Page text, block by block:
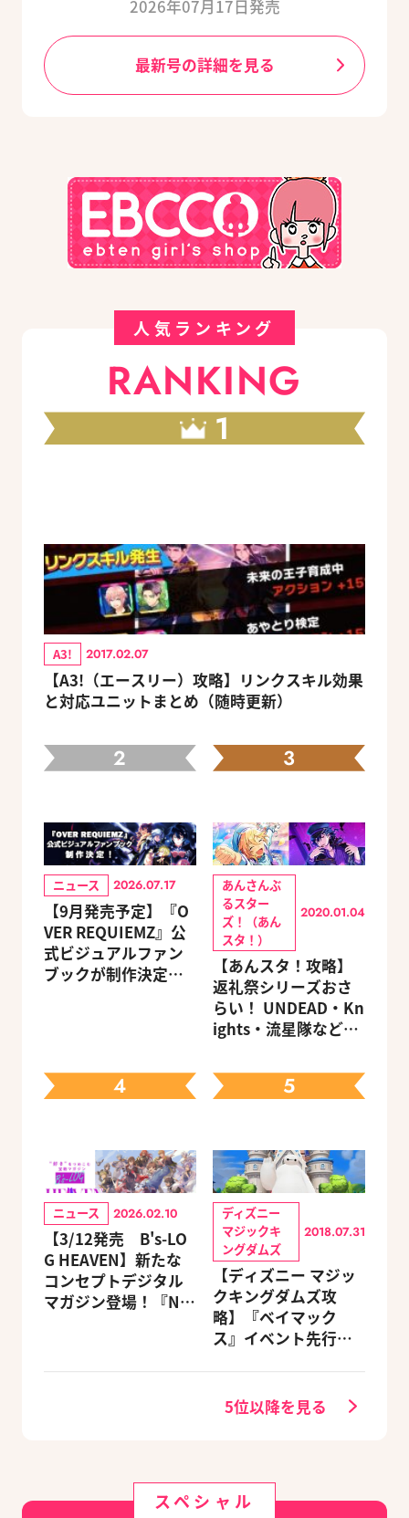
2026年07月17日発売
最新号の詳細を見る
人気ランキング
RANKING
1
A3! 2017.02.07
【A3!（エースリー）攻略】リンクスキル効果
と対応ユニットまとめ（随時更新）
2
ニュース 2026.07.17
【9月発売予定】『O
VER REQUIEMZ』公
式ビジュアルファン
ブックが制作決定！
3
あんさんぶ
るスター
ズ！（あん
スタ！）
2020.01.04
【あんスタ！攻略】
返礼祭シリーズおさ
らい！ UNDEAD・Kn
ights・流星隊など、
ェック
4
ニュース 2026.02.10
【3/12発売 B's-LO
G HEAVEN】新たな
コンセプトデジタル
マガジン登場！『NU:
5
ディズニー
マジックキ
ングダムズ
2018.07.31
【ディズニー マジッ
クキングダムズ攻
略】『ベイマック
ス』イベント先行体
5位以降を見る
スペシャル